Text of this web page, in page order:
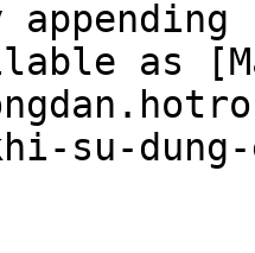
as
su-